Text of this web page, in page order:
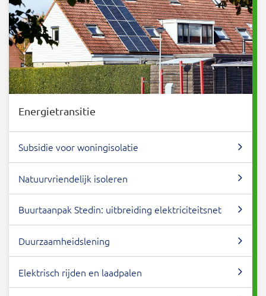
Energietransitie
Subsidie voor woningisolatie
Natuurvriendelijk isoleren
Buurtaanpak Stedin: uitbreiding elektriciteitsnet
Duurzaamheidslening
Elektrisch rijden en laadpalen